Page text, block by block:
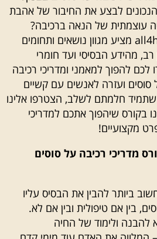
לבצע את החיבור של אהבת
עוצמתית של הנאה ברכיבה?
הקורס של חברת all4horses מציע מגוון נושאים ותחומים
מהידע הבסיסי ועד חומרי
להפוך למאמני ומדריכי רכיבה
סוסים ועזרה לאנשים עם קשיים
חלמתם לשלב, הצטרפו אלינו
בקורס שיהפוך אתכם למדריכי
מקצועיים!
מדריכי רכיבה על סוסים
ביותר להבין את הבסיס עליו
בין אם טיפולית ובין אם לא.
להבנה ולימוד של החיה